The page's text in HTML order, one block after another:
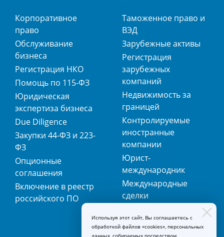
Корпоративное
право
Обслуживание
бизнеса
Регистрация НКО
Помощь по 115-ФЗ
Юридическая
экспертиза бизнеса
Due Diligence
Закупки 44-ФЗ и 223-
ФЗ
Опционные
соглашения
Включение в реестр
российского ПО
Таможенное право и
ВЭД
Зарубежные активы
Регистрация
зарубежных
компаний
Недвижимость за
границей
Контролируемые
иностранные
компании
Юрист-
международник
Международные
сделки
регистрация
товарных знаков
Используя этот сайт, Вы соглашаетесь с
обработкой файлов «cookies», персональных
данных, собираемых посредством